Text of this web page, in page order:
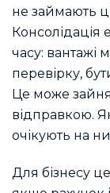
не займають
часу: вантажі
перевірку,
Це може
відправкою.
очікують на
Для бізнесу